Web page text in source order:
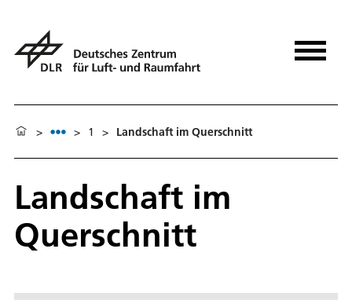
> > 1 > Landschaft im Querschnitt
Landschaft im
Querschnitt